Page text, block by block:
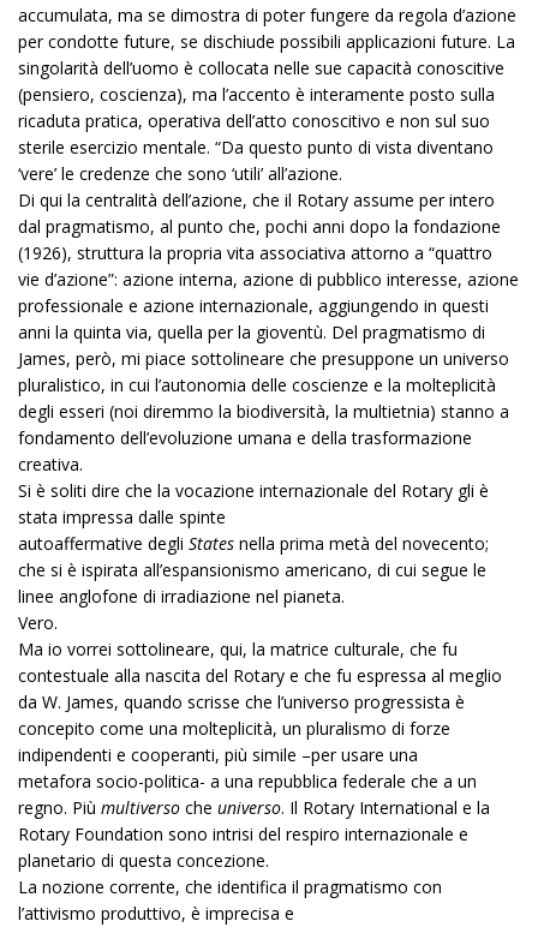
accumulata, ma se dimostra di poter fungere da regola d’azione
per condotte future, se dischiude possibili applicazioni future. La
singolarità dell’uomo è collocata nelle sue capacità conoscitive
(pensiero, coscienza), ma l’accento è interamente posto sulla
ricaduta pratica, operativa dell’atto conoscitivo e non sul suo
sterile esercizio mentale. “Da questo punto di vista diventano
‘vere’ le credenze che sono ‘utili’ all’azione.
Di qui la centralità dell’azione, che il Rotary assume per intero
dal pragmatismo, al punto che, pochi anni dopo la fondazione
(1926), struttura la propria vita associativa attorno a “quattro
vie d’azione”: azione interna, azione di pubblico interesse, azione
professionale e azione internazionale, aggiungendo in questi
anni la quinta via, quella per la gioventù. Del pragmatismo di
James, però, mi piace sottolineare che presuppone un universo
pluralistico, in cui l’autonomia delle coscienze e la molteplicità
degli esseri (noi diremmo la biodiversità, la multietnia) stanno a
fondamento dell’evoluzione umana e della trasformazione
creativa.
Si è soliti dire che la vocazione internazionale del Rotary gli è
stata impressa dalle spinte
autoaffermative degli States nella prima metà del novecento;
che si è ispirata all’espansionismo americano, di cui segue le
linee anglofone di irradiazione nel pianeta.
Vero.
Ma io vorrei sottolineare, qui, la matrice culturale, che fu
contestuale alla nascita del Rotary e che fu espressa al meglio
da W. James, quando scrisse che l’universo progressista è
concepito come una molteplicità, un pluralismo di forze
indipendenti e cooperanti, più simile –per usare una
metafora socio-politica- a una repubblica federale che a un
regno. Più multiverso che universo. Il Rotary International e la
Rotary Foundation sono intrisi del respiro internazionale e
planetario di questa concezione.
La nozione corrente, che identifica il pragmatismo con
l’attivismo produttivo, è imprecisa e